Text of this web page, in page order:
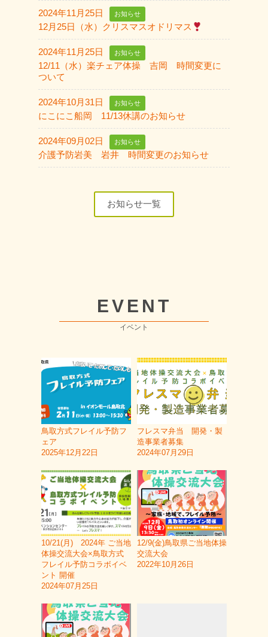
2024年11月25日 お知らせ
12月25日（水）クリスマスオドリマス
2024年11月25日 お知らせ
12/11（水）楽チェア体操 吉岡 時間変更に
ついて
2024年10月31日 お知らせ
にこにこ船岡 11/13休講のお知らせ
2024年09月02日 お知らせ
介護予防岩美 岩井 時間変更のお知らせ
お知らせ一覧
EVENT
イベント
鳥取方式フレイル予防フ
ェア
2025年12月22日
フレスマ弁当 開発・製
造事業者募集
2024年07月29日
10/21(月) 2024年 ご当地
体操交流大会×鳥取方式
フレイル予防コラボイベ
ント 開催
2024年07月25日
12/9(金)鳥取県ご当地体操
交流大会
2022年10月26日